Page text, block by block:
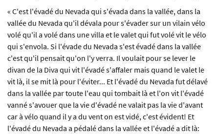
« C'est l'évadé du Nevada qui s'évada dans la vallée, dans la
vallée du Nevada qu'il dévala pour s'évader sur un vilain vélo
volé qu'il a volé dans une villa et le valet qui fut volé vit le vélo
qui s'envola. Si l'évade du Nevada s'est évadé dans la vallée
c'est qu'il pensait qu'on l'y verra. Il voulait pour se lever le
divan de la Diva qui vit l'évadé s'affaler mais quand le valet le
vit là, il se mit là pour l'éviter... Et l'évadé du Nevada fut délavé
dans la vallée par toute l'eau qui tombait là et l'on vit l'évadé
vanné s'avouer que la vie d'évadé ne valait pas la vie d'avant
car à vélo quand il y a du vent on est vidé, c'est évident! Et
l'évadé du Nevada a pédalé dans la vallée et l'évadé a dit là: